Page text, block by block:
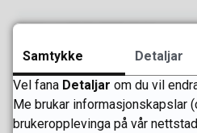
Artikkelliste
Samtykke Detaljar
Vel fana Detaljar om du vil
Me brukar informasjonskapslar
brukeropplevinga på vår